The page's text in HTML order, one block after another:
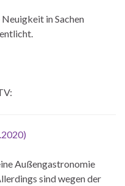
in Sachen
Außengastronomie
sind wegen der